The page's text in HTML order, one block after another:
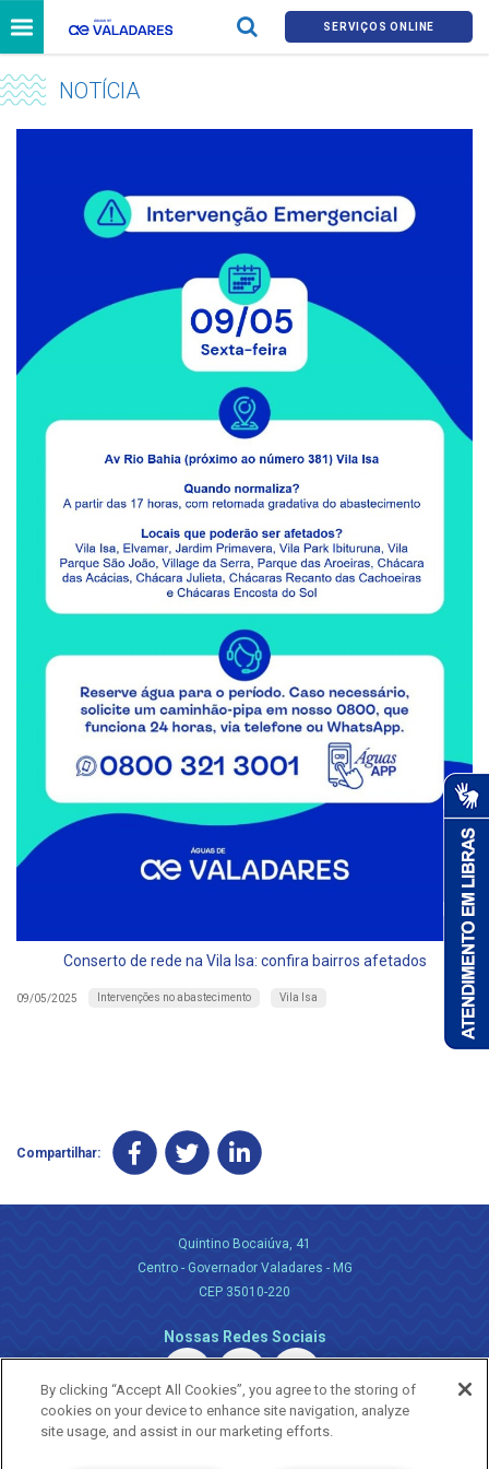
SERVIÇOS ONLINE
NOTÍCIA
Conserto de rede na Vila Isa: confira bairros afetados
09/05/2025 Intervenções no abastecimento Vila Isa
Compartilhar:
Quintino Bocaiúva, 41
Centro - Governador Valadares - MG
CEP 35010-220
Nossas Redes Sociais
By clicking “Accept All Cookies”, you agree to the storing of
cookies on your device to enhance site navigation, analyze
site usage, and assist in our marketing efforts.